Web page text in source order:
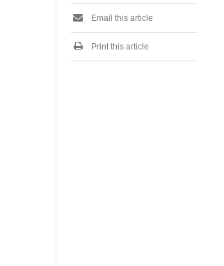
Email this article
Print this article